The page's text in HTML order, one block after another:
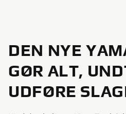
DEN NYE
GØR ALT,
UDFØRE